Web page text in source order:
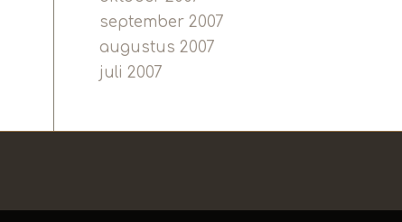
september 2007
augustus 2007
juli 2007